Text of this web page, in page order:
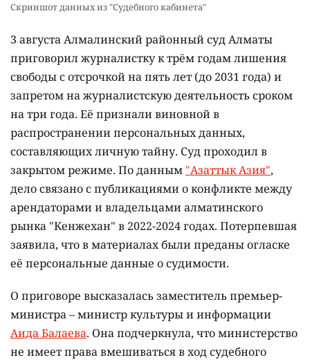
Скриншот данных из "Судебного кабинета"
3 августа Алмалинский районный суд Алматы
приговорил журналистку к трём годам лишения
свободы с отсрочкой на пять лет (до 2031 года) и
запретом на журналистскую деятельность сроком
на три года. Её признали виновной в
распространении персональных данных,
составляющих личную тайну. Суд проходил в
закрытом режиме. По данным "Азаттык Азия",
дело связано с публикациями о конфликте между
арендаторами и владельцами алматинского
рынка "Кенжехан" в 2022-2024 годах. Потерпевшая
заявила, что в материалах были преданы огласке
её персональные данные о судимости.
О приговоре высказалась заместитель премьер-
министра – министр культуры и информации
Аида Балаева. Она подчеркнула, что министерство
не имеет права вмешиваться в ход судебного